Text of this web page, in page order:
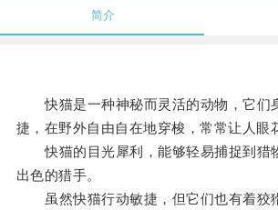
简介
快猫是一种神秘而灵活的动物，它们
捷，在野外自由自在地穿梭，常常让人眼
快猫的目光犀利，能够轻易捕捉到猎
出色的猎手。
虽然快猫行动敏捷，但它们也有着狡